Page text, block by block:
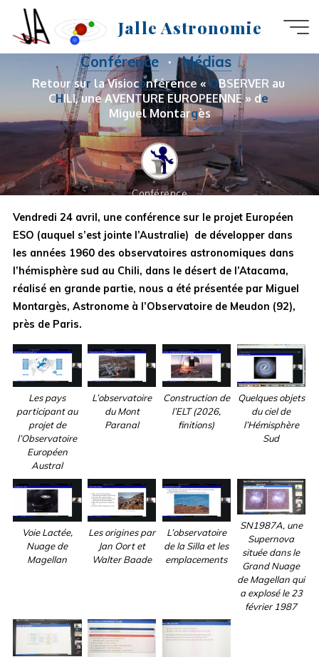
contenu
Jalle Astronomie
Conférence Médias
Retoursur laVisioconférence « OBSERVER au
CHILI,uneAVENTUREEUROPEENNE» de
MiguelMontargès
Conférence
Vendredi 24 avril, une conférence sur le projet Européen
ESO (auquel s’est jointe l’Australie) de développer dans
les années 1960 des observatoires astronomiques dans
l’hémisphère sud au Chili, dans le désert de l’Atacama,
réalisé en grande partie, nous a été présentée par Miguel
Montargès, Astronome à l’Observatoire de Meudon (92),
près de Paris.
Les pays
participant au
projet de
l’Observatoire
Européen
Austral
L’observatoire
du Mont
Paranal
Construction de
l’ELT (2026,
finitions)
Quelques objets
du ciel de
l’Hémisphère
Sud
Voie Lactée,
Nuage de
Magellan
Les origines par
Jan Oort et
Walter Baade
L’observatoire
de la Silla et les
emplacements
SN1987A, une
Supernova
située dans le
Grand Nuage
de Magellan qui
a explosé le 23
février 1987